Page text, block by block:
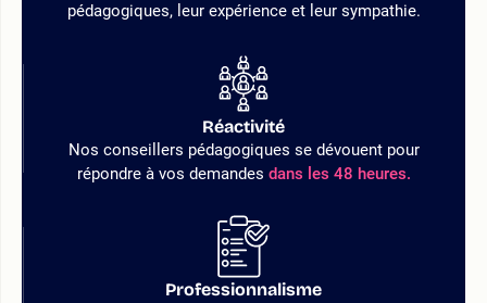
pédagogiques, leur expérience et leur sympathie.
Réactivité
Nos conseillers pédagogiques se dévouent pour
répondre à vos demandes dans les 48 heures.
Professionnalisme